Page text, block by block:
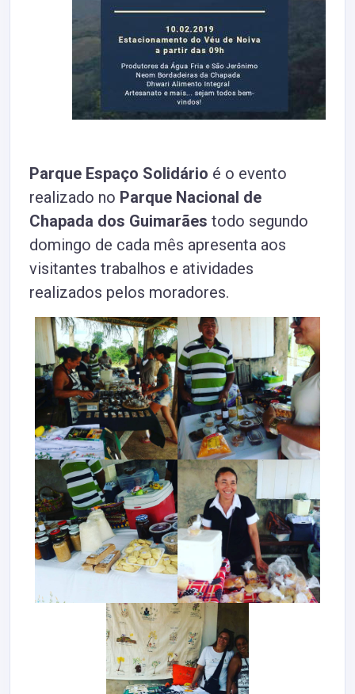
Parque Espaço Solidário é o evento
realizado no Parque Nacional de
Chapada dos Guimarães todo segundo
domingo de cada mês apresenta aos
visitantes trabalhos e atividades
realizados pelos moradores.